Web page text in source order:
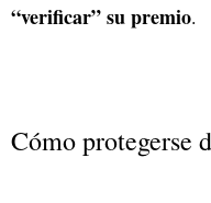
“verificar” su premio.
Cómo protegerse